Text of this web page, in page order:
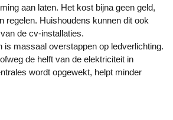
aan laten. Het kost bijna geen geld,
regelen. Huishoudens kunnen dit ook
de cv-installaties.
is massaal overstappen op ledverlichting.
de helft van de elektriciteit in
wordt opgewekt, helpt minder